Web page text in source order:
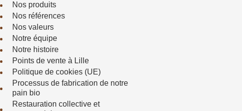
Nos produits
Nos références
Nos valeurs
Notre équipe
Notre histoire
Points de vente à Lille
Politique de cookies (UE)
Processus de fabrication de notre
pain bio
Restauration collective et